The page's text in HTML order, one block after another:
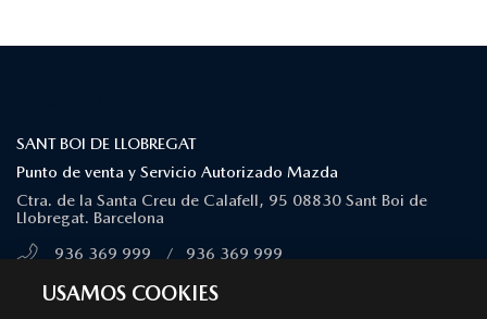
SANT BOI DE LLOBREGAT
Punto de venta y Servicio Autorizado Mazda
Ctra. de la Santa Creu de Calafell, 95 08830 Sant Boi de
Llobregat. Barcelona
936 369 999
/
936 369 999
MÁS INFORMACIÓN
USAMOS COOKIES